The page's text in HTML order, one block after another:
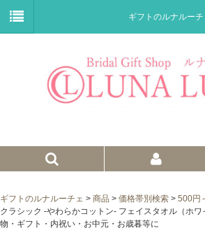
ギフトのルナルーチ
プチギフト
ギフトのルナルーチェ > 商品 > 価格帯別検索 > 500円
クラシック -やわらかコットン- フェイスタオル（ホ
物・ギフト・内祝い・お中元・お歳暮等に